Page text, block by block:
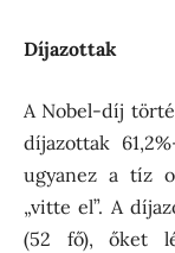
Díjazottak
A Nobel-díj
díjazottak
ugyanez a tíz
„vitte el”. A
(52 fő), őket